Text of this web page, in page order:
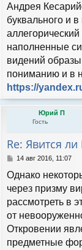
Андрея
буквального и
наполненные
видений
пониманию и в
https://
Юрий П
Гость
Re: Явится
С
о
б
щ
е
н
е
14 авг 2016, 11:07
Однако
через призму
рассмотреть в
от
Откровении
предметные